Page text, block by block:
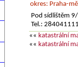
okres: Praha-
Pod sídlištěm
Tel.:
«« katastrální
«« katastrální